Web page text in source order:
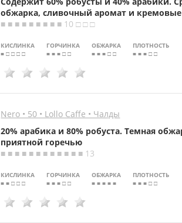
обжарка, сливочный аромат и
■ ■ ■ ■ ■ ■ ■ ■ ■ 10 □ □ □
КИСЛИНКА
■ □ □ □ □
ГОРЧИНКА
■ ■ ■ □ □
ОБЖАРКА
■ ■ ■ □ □
ПЛОТНОСТЬ
■ ■ ■ □ □
Nero • 50 • Lollo Caffe • Чалды
20% арабика и 80% робуста. Темная
приятной горечью
■ ■ ■ ■ ■ ■ ■ ■ ■ ■ ■ ■ 13
КИСЛИНКА
■ ■ □ □ □
ГОРЧИНКА
■ ■ ■ □ □
ОБЖАРКА
■ ■ ■ ■ ■
ПЛОТНОСТЬ
■ ■ ■ □ □